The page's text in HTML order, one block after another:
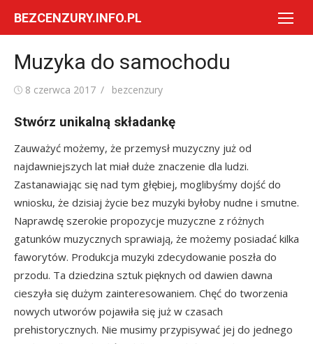
BEZCENZURY.INFO.PL
Muzyka do samochodu
Posted
8 czerwca 2017 Author
bezcenzury
Stwórz unikalną składankę
Zauważyć możemy, że przemysł muzyczny już od
najdawniejszych lat miał duże znaczenie dla ludzi.
Zastanawiając się nad tym głębiej, moglibyśmy dojść do
wniosku, że dzisiaj życie bez muzyki byłoby nudne i smutne.
Naprawdę szerokie propozycje muzyczne z różnych
gatunków muzycznych sprawiają, że możemy posiadać kilka
faworytów. Produkcja muzyki zdecydowanie poszła do
przodu. Ta dziedzina sztuk pięknych od dawien dawna
cieszyła się dużym zainteresowaniem. Chęć do tworzenia
nowych utworów pojawiła się już w czasach
prehistorycznych. Nie musimy przypisywać jej do jednego